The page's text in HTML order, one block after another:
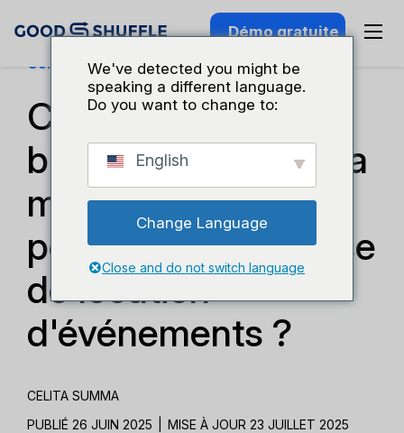
Démo gratuite
Connaissance Du Secteur
Code QR ou code-
barres : Quelle est la
meilleure solution
pour votre entreprise
de location
d'événements ?
CELITA SUMMA
PUBLIÉ 26 JUIN 2025
MISE À JOUR 23 JUILLET 2025
We've detected you might be
speaking a different language.
Do you want to change to:
English
Change Language
Close and do not switch language